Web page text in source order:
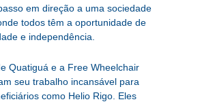
em direção a uma sociedade
todos têm a oportunidade de
e independência.
Quatiguá e a Free Wheelchair
seu trabalho incansável para
como Helio Rigo. Eles